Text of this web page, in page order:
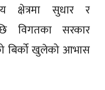
क्षेत्रमा सुधार र
विगतका सरकार
बिर्को खुलेको आभास